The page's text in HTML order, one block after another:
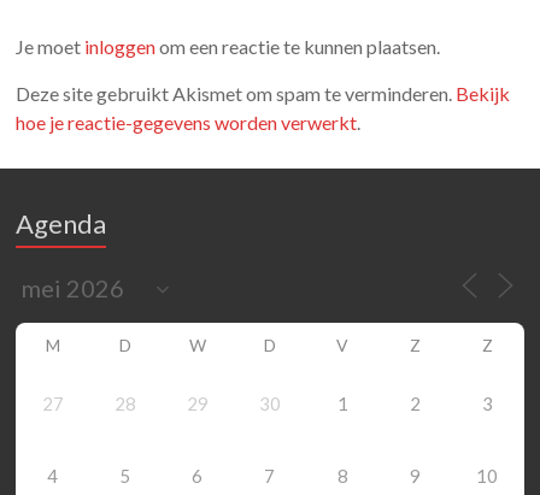
Je moet inloggenom een reactie te kunnen plaatsen.
Deze site gebruikt Akismet om spam te verminderen. Bekijk
hoe je reactie-gegevens worden verwerkt.
Agenda
M D W D V Z Z
27 28 29 30 1 2 3
4 5 6 7 8 9 10